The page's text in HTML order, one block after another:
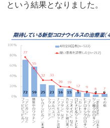
という結果となりました。